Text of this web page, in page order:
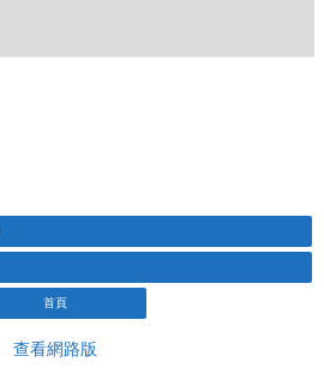
首頁
查看網路版